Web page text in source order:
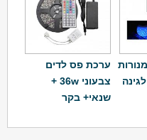
ערכת פס לדים
צבעוני 36w +
שנאי+ בקר